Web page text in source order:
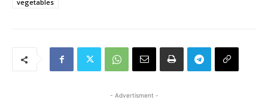
vegetables
- Advertisment -